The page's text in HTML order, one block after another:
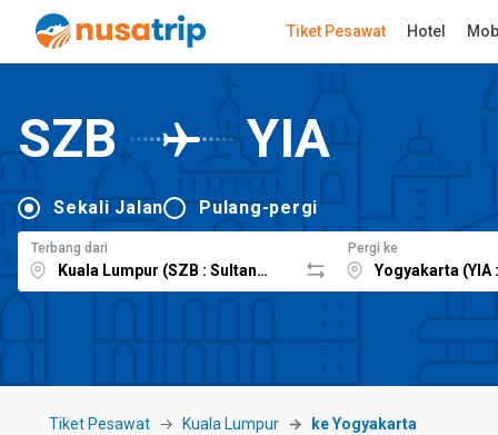
Tiket Pesawat Hotel
SZB YIA
Sekali Jalan Pulang-pergi
Terbang dari Pergi ke
Tiket Pesawat Kuala Lumpur ke Yogyakarta